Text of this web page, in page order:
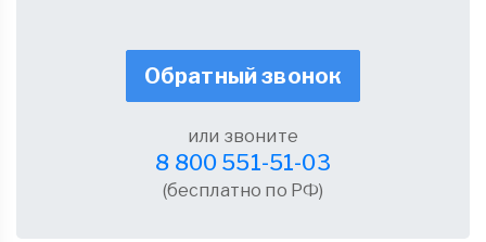
Обратный звонок
или звоните
8 800 551-51-03
(бесплатно по РФ)